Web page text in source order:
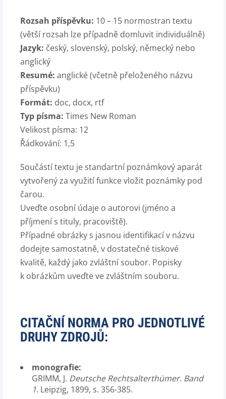
Rozsah příspěvku: 10 – 15 normostran textu
(větší rozsah lze případně domluvit individuálně)
Jazyk: český, slovenský, polský, německý nebo
anglický
Resumé: anglické (včetně přeloženého názvu
příspěvku)
Formát: doc, docx, rtf
Typ písma: Times New Roman
Velikost písma: 12
Řádkování: 1,5
Součástí textu je standartní poznámkový aparát
vytvořený za využití funkce vložit poznámky pod
čarou.
Uveďte osobní údaje o autorovi (jméno a
příjmení s tituly, pracoviště).
Případné obrázky s jasnou identifikací v názvu
dodejte samostatně, v dostatečné tiskové
kvalitě, každý jako zvláštní soubor. Popisky
k obrázkům uveďte ve zvláštním souboru.
CITAČNÍ NORMA PRO JEDNOTLIVÉ
DRUHY ZDROJŮ:
monografie:
GRIMM, J. Deutsche Rechtsalterthümer. Band
1. Leipzig, 1899, s. 356-385.